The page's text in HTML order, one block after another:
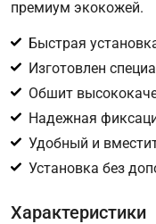
Имя
Телефон
Соглашение об
Для подтверждения
персональных данных
премиум экокожей.
Быстрая
Изготовлен
Обшит
Надежная
Удобный и
Установка без
Характеристики